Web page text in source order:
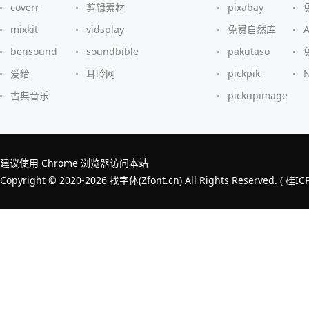
coverr
剪辑素材
mixkit
vidsplay
bensound
soundbible
爱给
耳聆网
古典音乐
pixabay
免费自然库
pakutaso
pickpik
pickupimage
建议使用 Chrome 浏览器访问本站
Copyright © 2020-2026 找字体(Zfont.cn) All Rights Reserved. ( 桂